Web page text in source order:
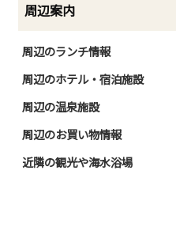
周辺案内
周辺のランチ情報
周辺のホテル・宿泊施設
周辺の温泉施設
周辺のお買い物情報
近隣の観光や海水浴場